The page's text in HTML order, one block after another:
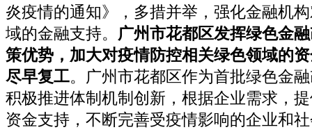
炎疫情的通知》，多措并举，强化金融机
域的金融支持。 广州市花都区发挥绿色金
策优势，加大对疫情防控相关绿色领域的
尽早复工。广州市花都区作为首批绿色金
积极推进体制机制创新，根据企业需求，
资金支持，不断完善受疫情影响的企业和